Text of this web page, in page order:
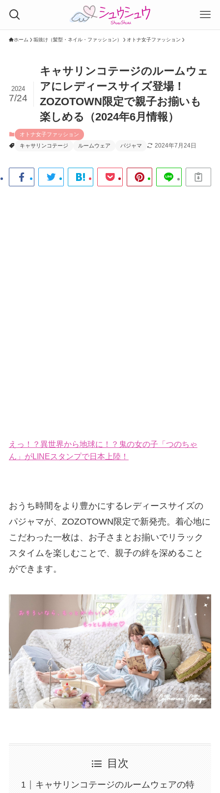
ホーム 垢抜け（髪型・ネイル・ファッション） オトナ女子ファッション
キャサリンコテージのルームウェ
アにレディースサイズ登場！
ZOZOTOWN限定で親子お揃いも
楽しめる（2024年6月情報）
2024
7/24
オトナ女子ファッション
キャサリンコテージ
ルームウェア パジャマ 2024年7月24日
えっ！？異世界から地球に！？鬼の女の子「つのちゃ
ん」がLINEスタンプで日本上陸！
おうち時間をより豊かにするレディースサイズの
パジャマが、ZOZOTOWN限定で新発売。着心地に
こだわった一枚は、お子さまとお揃いでリラック
スタイムを楽しむことで、親子の絆を深めること
ができます。
目次
キャサリンコテージのルームウェアの特